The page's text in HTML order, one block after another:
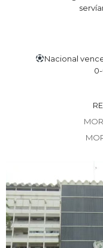
Nacional vence